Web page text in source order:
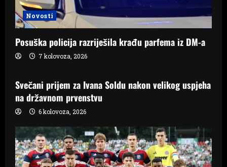
Novosti
Posuška policija razriješila krađu parfema iz DM-a
7 kolovoza, 2026
Samo Hercegovina
Svečani prijem za Ivana Soldu nakon velikog uspjeha
na državnom prvenstvu
6 kolovoza, 2026